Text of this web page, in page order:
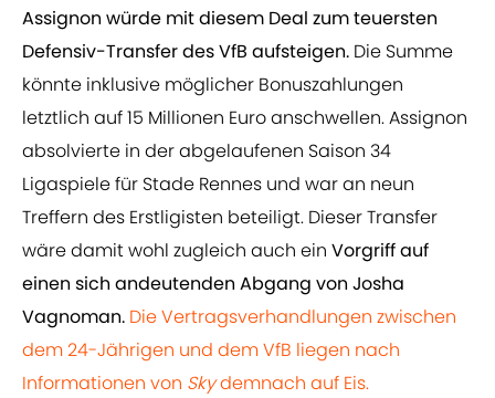
Assignon würde mit diesem Deal zum teuersten
Defensiv-Transfer des VfB aufsteigen. Die Summe
könnte inklusive möglicher Bonuszahlungen
letztlich auf 15 Millionen Euro anschwellen. Assignon
absolvierte in der abgelaufenen Saison 34
Ligaspiele für Stade Rennes und war an neun
Treffern des Erstligisten beteiligt. Dieser Transfer
wäre damit wohl zugleich auch ein Vorgriff auf
einen sich andeutenden Abgang von Josha
Vagnoman. Die Vertragsverhandlungen zwischen
dem 24-Jährigen und dem VfB liegen nach
Informationen von Skydemnach auf Eis.